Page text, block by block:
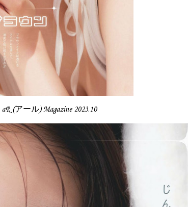
(アール) Magazine 2023.10